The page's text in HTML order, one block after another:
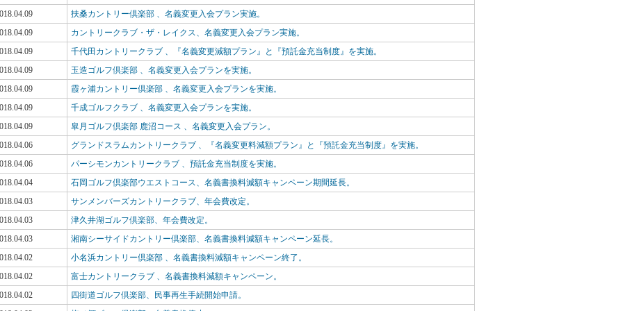
扶桑カントリー倶楽部 、名義変更入会プラン実施。
カントリークラブ・ザ・レイクス、名義変更入会プラン実施。
千代田カントリークラブ 、『名義変更減額プラン』と『預託金充当制度』を実施。
玉造ゴルフ倶楽部 、名義変更入会プランを実施。
霞ヶ浦カントリー倶楽部 、名義変更入会プランを実施。
千成ゴルフクラブ 、名義変更入会プランを実施。
皐月ゴルフ倶楽部 鹿沼コース 、名義変更入会プラン。
グランドスラムカントリークラブ 、『名義変更料減額プラン』と『預託金充当制度』を実施。
パーシモンカントリークラブ 、預託金充当制度を実施。
石岡ゴルフ倶楽部ウエストコース、名義書換料減額キャンペーン期間延長。
サンメンバーズカントリークラブ、年会費改定。
津久井湖ゴルフ倶楽部、年会費改定。
湘南シーサイドカントリー倶楽部、名義書換料減額キャンペーン延長。
小名浜カントリー倶楽部 、名義書換料減額キャンペーン終了。
富士カントリークラブ 、名義書換料減額キャンペーン。
四街道ゴルフ倶楽部、民事再生手続開始申請。